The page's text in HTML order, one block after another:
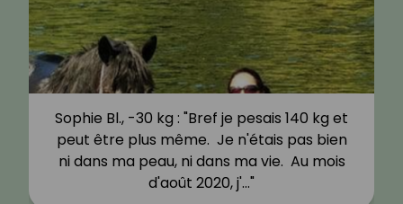
Sophie Bl., -30 kg : "Bref je pesais 140 kg et
peut être plus même. Je n'étais pas bien
ni dans ma peau, ni dans ma vie. Au mois
d'août 2020, j'…"